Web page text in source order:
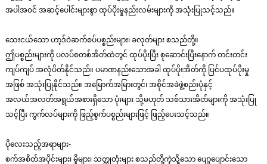
အပါအဝင် အဆင့်ပေါင်းများစွာ ထုပ်ပိုးမှုနည်းလမ်းများကို အသုံးပြုသင့်သည်။
သေးငယ်သော ဟာ့ဒ်ဝဲဆက်စပ်ပစ္စည်းများ၊ ခလုတ်များ စသည်တို့။
ဤပစ္စည်းများကို ပလပ်စတစ်အိတ်ထဲတွင် ထုပ်ပိုးပြီး စုဆောင်းပြီးနောက် တင်းတင်း
ကျပ်ကျပ် အလုံပိတ်နိုင်သည်။ ပမာဏနည်းသောအခါ ထုပ်ပိုးအိတ်ကို ပြင်ပထုပ်ပိုးမှု
အဖြစ် အသုံးပြုနိုင်သည်။ အမြောက်အမြားတွင်၊ အစိုင်အခဲဖွဲ့စည်းပုံနှင့်
အလယ်အလတ်အရွယ်အစားရှိသော ပုံးများ သို့မဟုတ် သစ်သားအိတ်များကို အသုံးပြု
သင့်ပြီး ကွက်လပ်များကို ဖြည့်စွက်ပစ္စည်းများဖြင့် ဖြည့်ပေးသင့်သည်။
ပိုလေးသည့်အရာများ-
စက်အစိတ်အပိုင်းများ၊ မှိုများ၊ သတ္တုတုံးများ စသည်တို့ကဲ့သို့သော ပျော့ပျောင်းသော